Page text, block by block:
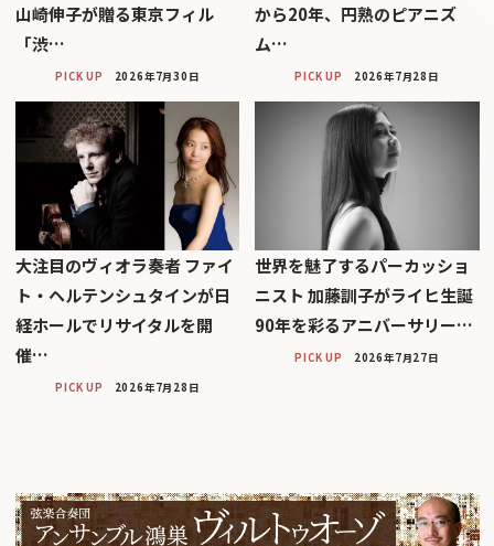
山崎伸子が贈る東京フィル
「渋…
PICK UP 2026年7月30日
から20年、円熟のピアニズ
ム…
PICK UP 2026年7月28日
大注目のヴィオラ奏者 ファイ
ト・ヘルテンシュタインが日
経ホールでリサイタルを開
催…
PICK UP 2026年7月28日
世界を魅了するパーカッショ
ニスト 加藤訓子がライヒ生誕
90年を彩るアニバーサリー…
PICK UP 2026年7月27日